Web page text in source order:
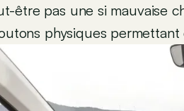
être pas une si mauvaise
physiques